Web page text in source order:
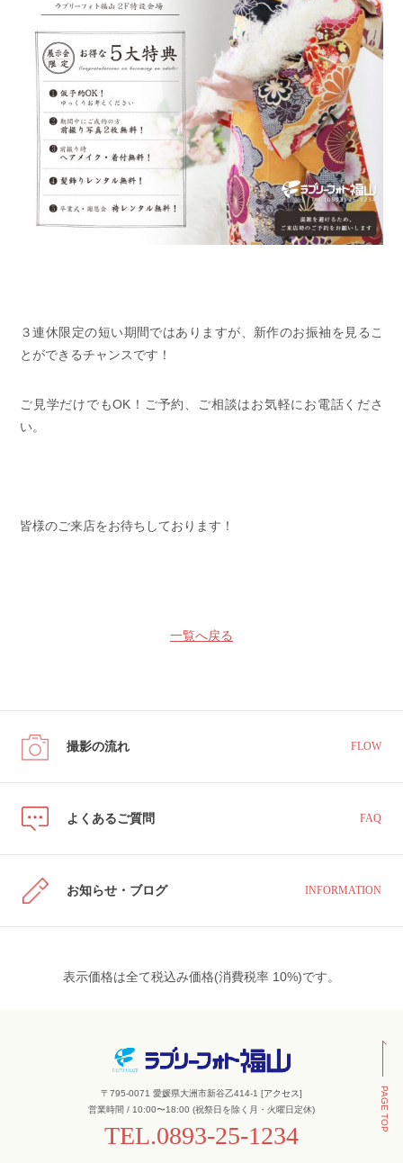
３連休限定の短い期間ではありますが、新作のお振袖を見るこ
とができるチャンスです！
ご見学だけでもOK！ご予約、ご相談はお気軽にお電話くださ
い。
皆様のご来店をお待ちしております！
一覧へ戻る
撮影の流れ FLOW
よくあるご質問 FAQ
お知らせ・ブログ INFORMATION
表示価格は全て税込み価格(消費税率 10%)です。
〒795-0071 愛媛県大洲市新谷乙414-1 [アクセス]
営業時間 / 10:00〜18:00 (祝祭日を除く月・火曜日定休)
TEL.0893-25-1234
PAGE TOP